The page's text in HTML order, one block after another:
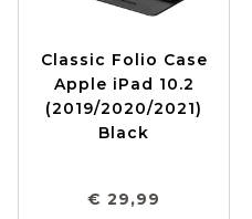
Classic Folio Case
Apple iPad 10.2
(2019/2020/2021)
Black
€ 29,99